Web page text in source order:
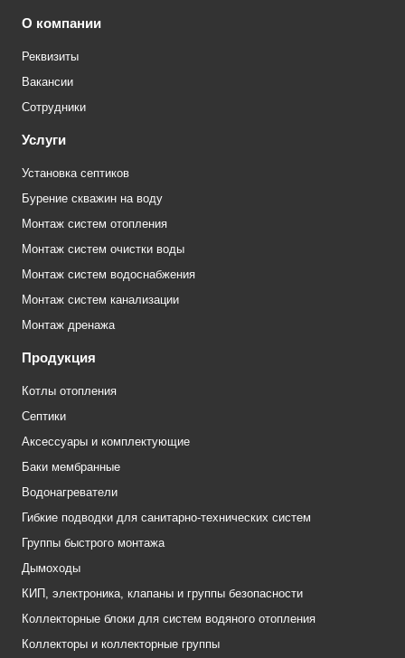
О компании
Реквизиты
Вакансии
Сотрудники
Услуги
Установка септиков
Бурение скважин на воду
Монтаж систем отопления
Монтаж систем очистки воды
Монтаж систем водоснабжения
Монтаж систем канализации
Монтаж дренажа
Продукция
Котлы отопления
Септики
Аксессуары и комплектующие
Баки мембранные
Водонагреватели
Гибкие подводки для санитарно-технических систем
Группы быстрого монтажа
Дымоходы
КИП, электроника, клапаны и группы безопасности
Коллекторные блоки для систем водяного отопления
Коллекторы и коллекторные группы